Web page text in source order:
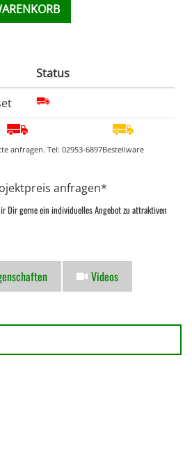
Status
anfragen. Tel: 02953-6897Bestellware
anfragen*
Dir gerne ein individuelles Angebot zu attraktiven
Videos